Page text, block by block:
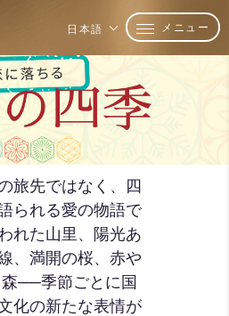
日本語 メニュー
旅先ではなく、四
られる愛の物語で
れた山里、陽光あ
、満開の桜、赤や
──季節ごとに国
化の新たな表情が